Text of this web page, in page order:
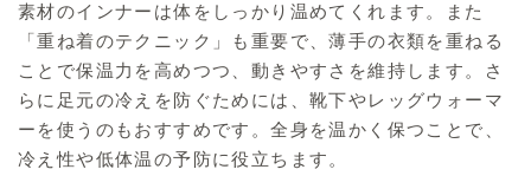
素材のインナーは体をしっかり温めてくれます。また
「重ね着のテクニック」も重要で、薄手の衣類を重ねる
ことで保温力を高めつつ、動きやすさを維持します。さ
らに足元の冷えを防ぐためには、靴下やレッグウォーマ
ーを使うのもおすすめです。全身を温かく保つことで、
冷え性や低体温の予防に役立ちます。